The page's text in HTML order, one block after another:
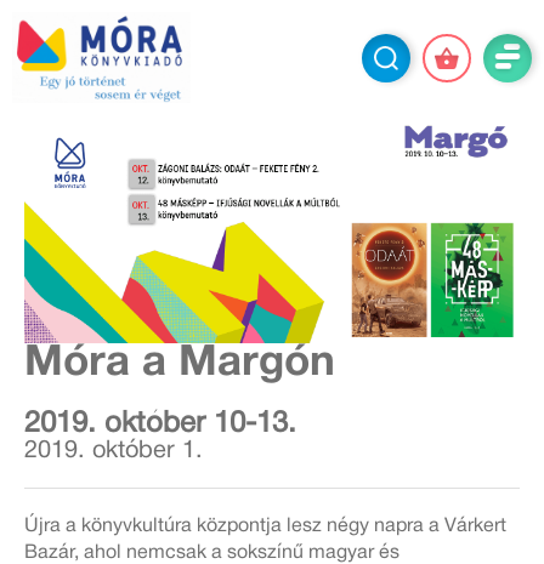
Móra a Margón
2019. október 10-13.
2019. október 1.
Újra a könyvkultúra központja lesz négy napra a Várkert
Bazár, ahol nemcsak a sokszínű magyar és